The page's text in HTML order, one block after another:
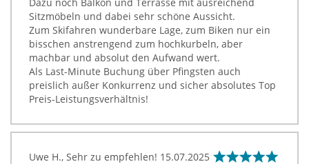
Sitzmöbeln und dabei sehr schöne Aussicht.
Zum Skifahren wunderbare Lage, zum Biken nur ein
bisschen anstrengend zum hochkurbeln, aber
machbar und absolut den Aufwand wert.
Als Last-Minute Buchung über Pfingsten auch
preislich außer Konkurrenz und sicher absolutes Top
Preis-Leistungsverhältnis!
Uwe H., Sehr zu empfehlen! 15.07.2025